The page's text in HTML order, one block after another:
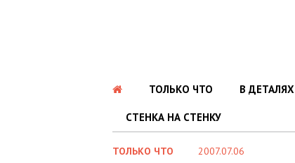
ТОЛЬКО ЧТО В ДЕТАЛЯХ
СТЕНКА НА СТЕНКУ
ТОЛЬКО ЧТО 2007.07.06